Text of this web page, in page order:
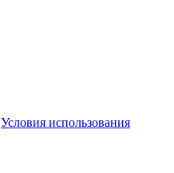
Условия использования